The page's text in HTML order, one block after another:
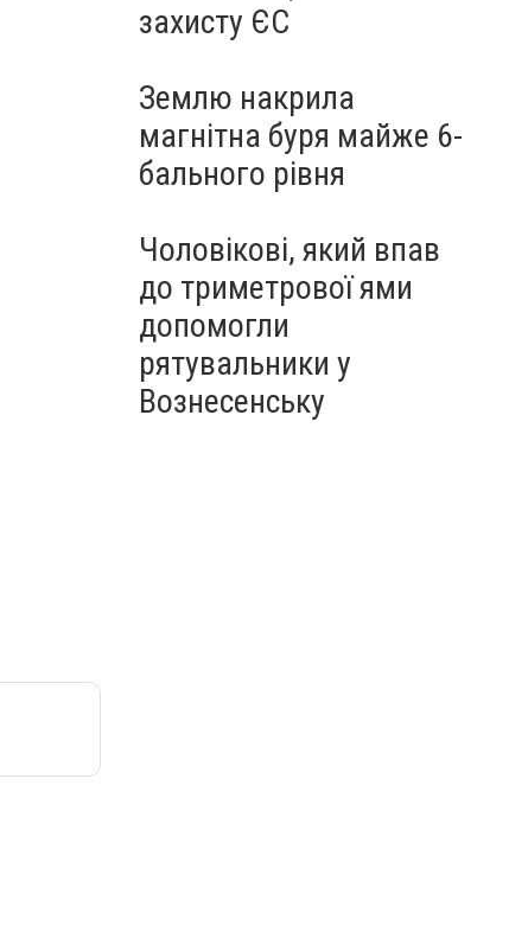
захисту ЄС
Землю накрила
магнітна буря майже 6-
бального рівня
Чоловікові, який впав
до триметрової ями
допомогли
рятувальники у
Вознесенську